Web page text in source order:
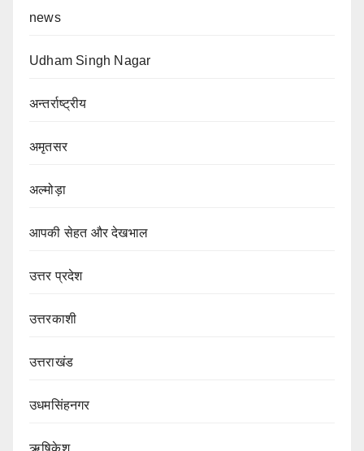
news
Udham Singh Nagar
अन्तर्राष्ट्रीय
अमृतसर
अल्मोड़ा
आपकी सेहत और देखभाल
उत्तर प्रदेश
उत्तरकाशी
उत्तराखंड
उधमसिंहनगर
ऋषिकेश